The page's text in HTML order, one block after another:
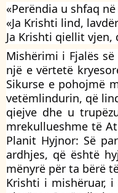
«Perëndia u shfaq
«Ja Krishti lind,
Ja Krishti qiellit
Mishërimi i Fjalës
një e vërtetë
Sikurse e pohojmë
vetëmlindurin, që
qiejve dhe u
mrekullueshme të
Planit Hyjnor: Së
ardhjes, që është
mënyrë për ta bërë
Krishti i mishëruar,